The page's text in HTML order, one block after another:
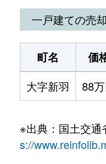
一戸建ての売
町名 価
大字新羽
88
※出典：国土交通
s://